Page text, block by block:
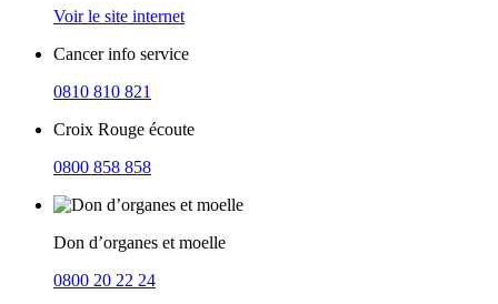
Voir le site internet
Cancer info service
0810 810 821
Croix Rouge écoute
0800 858 858
Don d’organes et moelle
0800 20 22 24